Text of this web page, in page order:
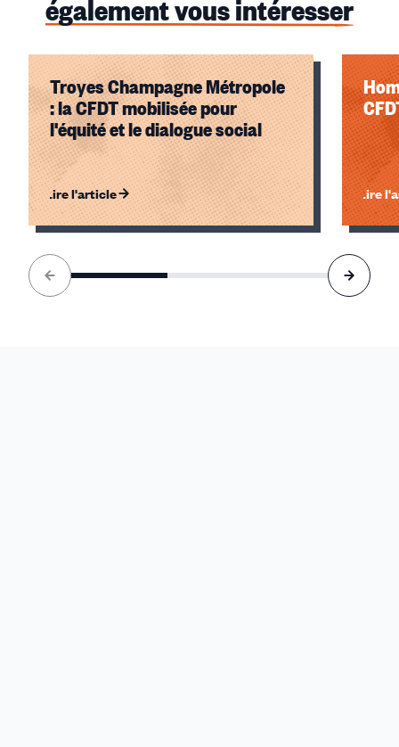
également vous intéresser
Troyes Champagne Métropole
: la CFDT mobilisée pour
l'équité et le dialogue social
Lire l'article Lire